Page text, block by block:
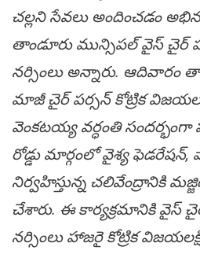
చల్లని సేవలు అందించడం
తాండూరు మున్సిపల్ వైస్ చైర్
నర్సింలు అన్నారు. ఆదివారం
మాజీ చైర్ పర్సన్ కోట్రిక
వెంకటయ్య వర్ధంతి సందర్భంగా
రోడ్డు మార్గంలో వైశ్య ఫెడరేషన్,
నిర్వహిస్తున్న చలివేంద్రానికి
చేశారు. ఈ కార్యక్రమానికి వైస్
నర్సింలు హాజరై కోట్రిక